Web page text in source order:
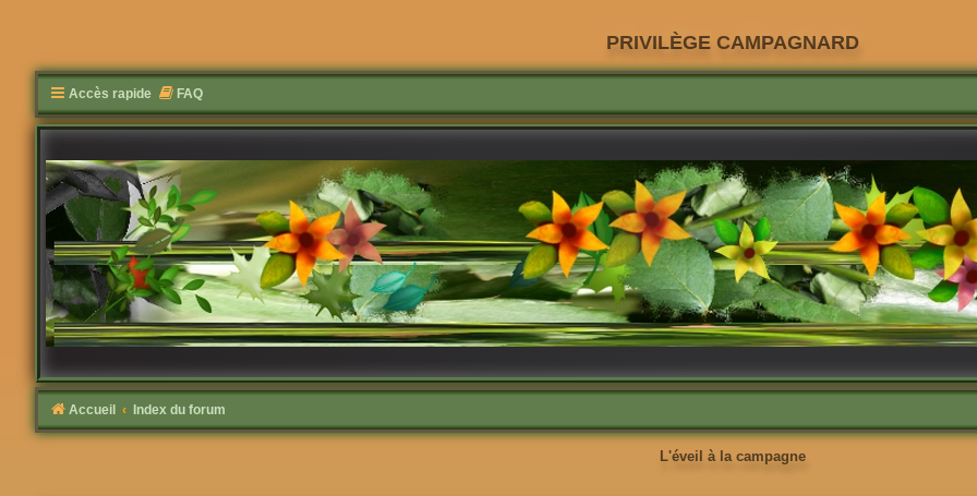
PRIVILÈGE CAMPAGNARD
Accès rapide FAQ
Accueil Index du forum
L'éveil à la campagne